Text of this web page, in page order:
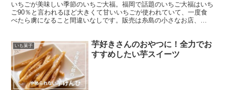
いちごが美味しい季節のいちご大福。福岡で話題のいちご大福はいち
ご90％と言われるほど大きくて甘いいちごが使われていて、一度食
べたら虜になること間違いなしです。販売は糸島の小さなお店、
いも菓子
芋好きさんのおやつに！全力でお
すすめしたい芋スイーツ